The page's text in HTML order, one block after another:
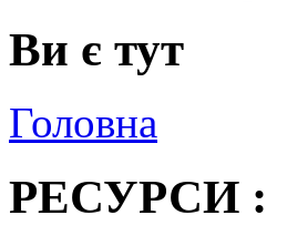
Ви є тут
Головна
РЕСУРСИ :